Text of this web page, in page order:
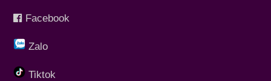
Facebook
Zalo
Tiktok